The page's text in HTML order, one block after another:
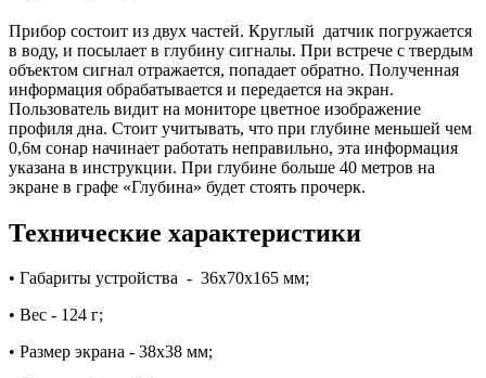
Прибор состоит из двух частей. Круглый датчик погружается
в воду, и посылает в глубину сигналы. При встрече с твердым
объектом сигнал отражается, попадает обратно. Полученная
информация обрабатывается и передается на экран.
Пользователь видит на мониторе цветное изображение
профиля дна. Стоит учитывать, что при глубине меньшей чем
0,6м сонар начинает работать неправильно, эта информация
указана в инструкции. При глубине больше 40 метров на
экране в графе «Глубина» будет стоять прочерк.
Технические характеристики
• Габариты устройства - 36х70х165 мм;
• Вес - 124 г;
• Размер экрана - 38x38 мм;